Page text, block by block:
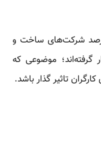
شرکت‌های ساخت و
گرفته‌اند؛ موضوعی که
تاثیر گذار باشد.